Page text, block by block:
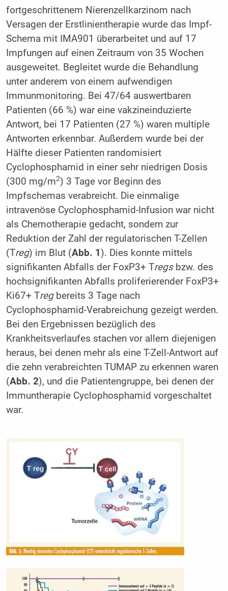
fortgeschrittenem Nierenzellkarzinom nach
Versagen der Erstlinientherapie wurde das Impf-
Schema mit IMA901 überarbeitet und auf 17
Impfungen auf einen Zeitraum von 35 Wochen
ausgeweitet. Begleitet wurde die Behandlung
unter anderem von einem aufwendigen
Immunmonitoring. Bei 47/64 auswertbaren
Patienten (66 %) war eine vakzineinduzierte
Antwort, bei 17 Patienten (27 %) waren multiple
Antworten erkennbar. Außerdem wurde bei der
Hälfte dieser Patienten randomisiert
Cyclophosphamid in einer sehr niedrigen Dosis
(300 mg/m2) 3 Tage vor Beginn des
Impfschemas verabreicht. Die einmalige
intravenöse Cyclophosphamid-Infusion war nicht
als Chemotherapie gedacht, sondern zur
Reduktion der Zahl der regulatorischen T-Zellen
(Treg) im Blut (Abb. 1). Dies konnte mittels
signifikanten Abfalls der FoxP3+ Tregs bzw. des
hochsignifikanten Abfalls proliferierender FoxP3+
Ki67+ Treg bereits 3 Tage nach
Cyclophosphamid-Verabreichung gezeigt werden.
Bei den Ergebnissen bezüglich des
Krankheitsverlaufes stachen vor allem diejenigen
heraus, bei denen mehr als eine T-Zell-Antwort auf
die zehn verabreichten TUMAP zu erkennen waren
(Abb. 2), und die Patientengruppe, bei denen der
Immuntherapie Cyclophosphamid vorgeschaltet
war.